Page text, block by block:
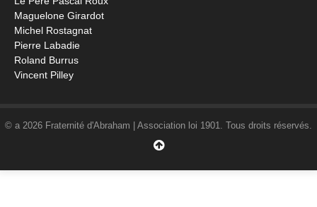
Maguelone Girardot
Michel Rostagnat
Pierre Labadie
Roland Burrus
Vincent Pilley
© a 2026 Fraternité d'Abraham | Association loi 1901. Tous droits réservés.